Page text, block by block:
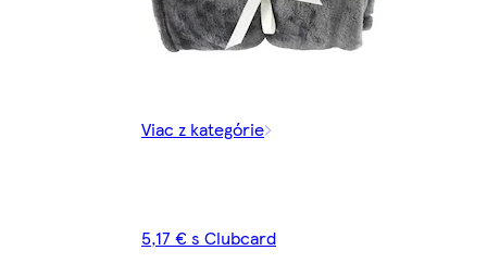
Viac z kategórie
5,17 € s Clubcard